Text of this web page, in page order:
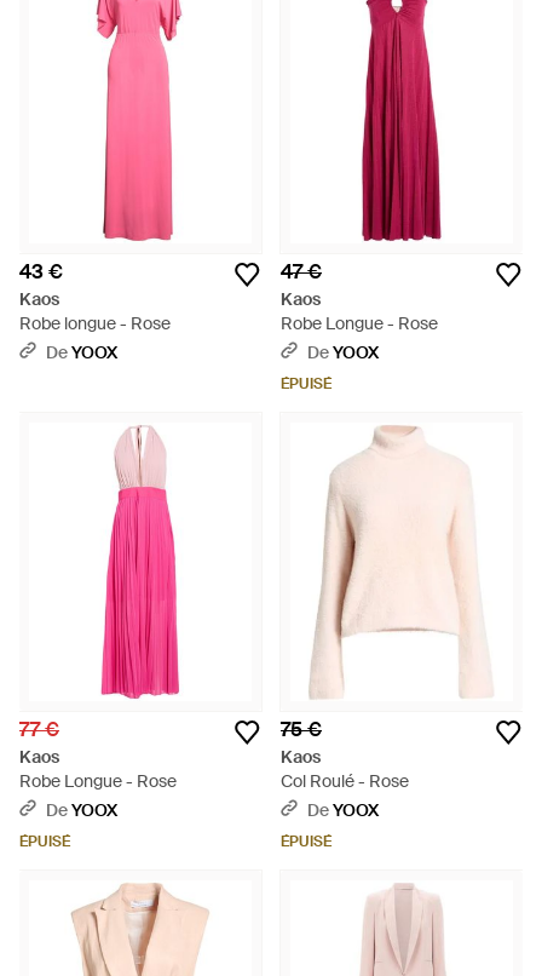
43 €
Kaos
Robe longue - Rose
DeYOOX
47 €
Kaos
Robe Longue - Rose
DeYOOX
ÉPUISÉ
77 €
Kaos
Robe Longue - Rose
DeYOOX
ÉPUISÉ
75 €
Kaos
Col Roulé - Rose
DeYOOX
ÉPUISÉ